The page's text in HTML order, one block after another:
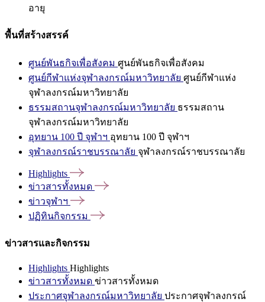
อายุ
พื้นที่สร้างสรรค์
ศูนย์พันธกิจเพื่อสังคม ศูนย์พันธกิจเพื่อสังคม
ศูนย์กีฬาแห่งจุฬาลงกรณ์มหาวิทยาลัย ศูนย์กีฬาแห่ง
จุฬาลงกรณ์มหาวิทยาลัย
ธรรมสถานจุฬาลงกรณ์มหาวิทยาลัย ธรรมสถาน
จุฬาลงกรณ์มหาวิทยาลัย
อุทยาน 100 ปี จุฬาฯ อุทยาน 100 ปี จุฬาฯ
จุฬาลงกรณ์ราชบรรณาลัย จุฬาลงกรณ์ราชบรรณาลัย
Highlights
ข่าวสารทั้งหมด
ข่าวจุฬาฯ
ปฏิทินกิจกรรม
ข่าวสารและกิจกรรม
Highlights Highlights
ข่าวสารทั้งหมด ข่าวสารทั้งหมด
ประกาศจุฬาลงกรณ์มหาวิทยาลัย ประกาศจุฬาลงกรณ์